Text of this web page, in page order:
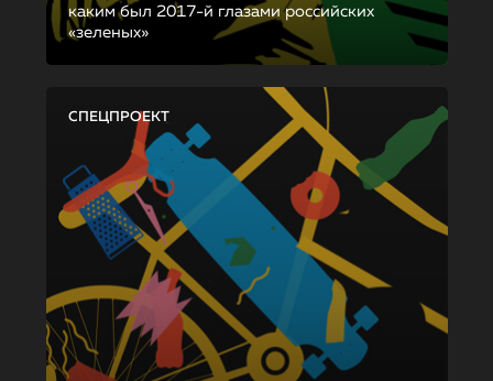
каким был 2017-й глазами российских
«зеленых»
СПЕЦПРОЕКТ